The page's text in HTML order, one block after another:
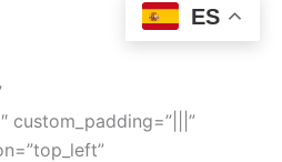
m
custom_padding=”|||”
ES